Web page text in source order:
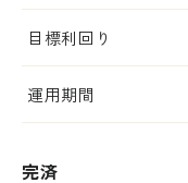
目標利回り
運用期間
完済